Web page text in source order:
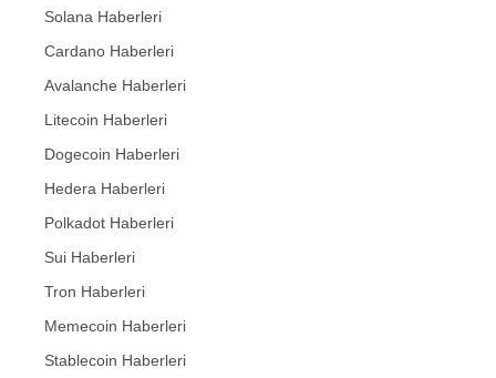
Solana Haberleri
Cardano Haberleri
Avalanche Haberleri
Litecoin Haberleri
Dogecoin Haberleri
Hedera Haberleri
Polkadot Haberleri
Sui Haberleri
Tron Haberleri
Memecoin Haberleri
Stablecoin Haberleri